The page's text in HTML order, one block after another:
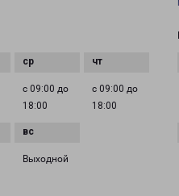
с 09:00 до
18:00
с 09:00 до
18:00
Выходной